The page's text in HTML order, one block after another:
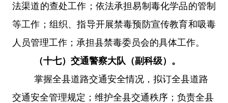
法渠道的查处工作；依法承担易制毒化学品的管制
等工作；组织、指导开展禁毒预防宣传教育和吸毒
人员管理工作；承担县禁毒委员会的具体工作。
（十七） 交通警察大队（副科级）。
掌握全县道路交通安全情况，拟订全县道路
交通安全管理规定； 维护全县交通秩序；负责全县